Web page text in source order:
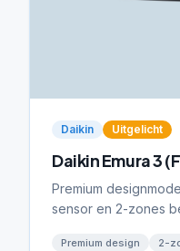
Daikin Uitgelicht
Daikin Emura 3
Premium
sensor en 2-zones
Premium design 2-